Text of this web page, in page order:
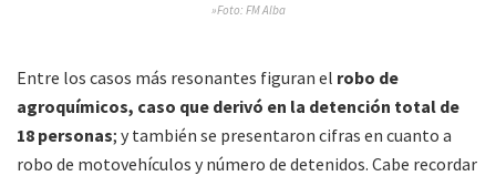
»Foto: FM Alba
Entre los casos más resonantes figuran el robo de
agroquímicos, caso que derivó en la detención total de
18 personas; y también se presentaron cifras en cuanto a
robo de motovehículos y número de detenidos. Cabe recordar